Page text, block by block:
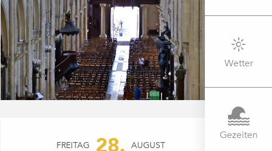
Wetter
Gezeiten
ÖFFNUNGSZEITEN &
FREITAG AUGUST